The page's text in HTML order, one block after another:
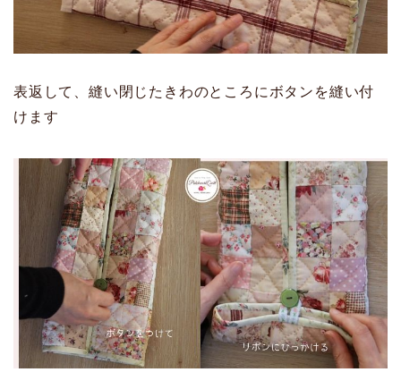
表返して、縫い閉じたきわのところにボタンを縫い付
けます